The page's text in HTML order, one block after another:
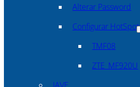
Alterar Password
Configurar HotSpot
TMF08
ZTE_MF920U